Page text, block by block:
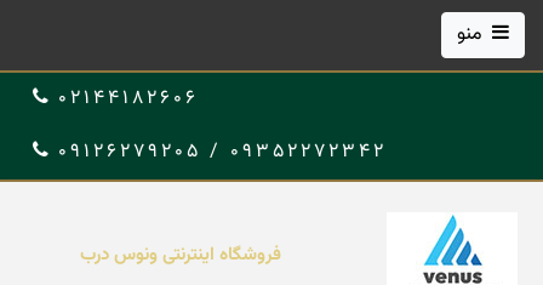
منو
02144182606
09352272342 / 09126279205
فروشگاه اینترنتی ونوس درب